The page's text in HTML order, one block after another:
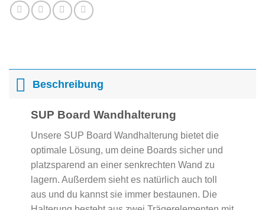
Beschreibung
SUP Board Wandhalterung
Unsere SUP Board Wandhalterung bietet die
optimale Lösung, um deine Boards sicher und
platzsparend an einer senkrechten Wand zu
lagern. Außerdem sieht es natürlich auch toll
aus und du kannst sie immer bestaunen. Die